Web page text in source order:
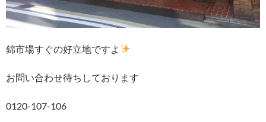
錦市場すぐの好立地ですよ
お問い合わせ待ちしております
0120-107-106